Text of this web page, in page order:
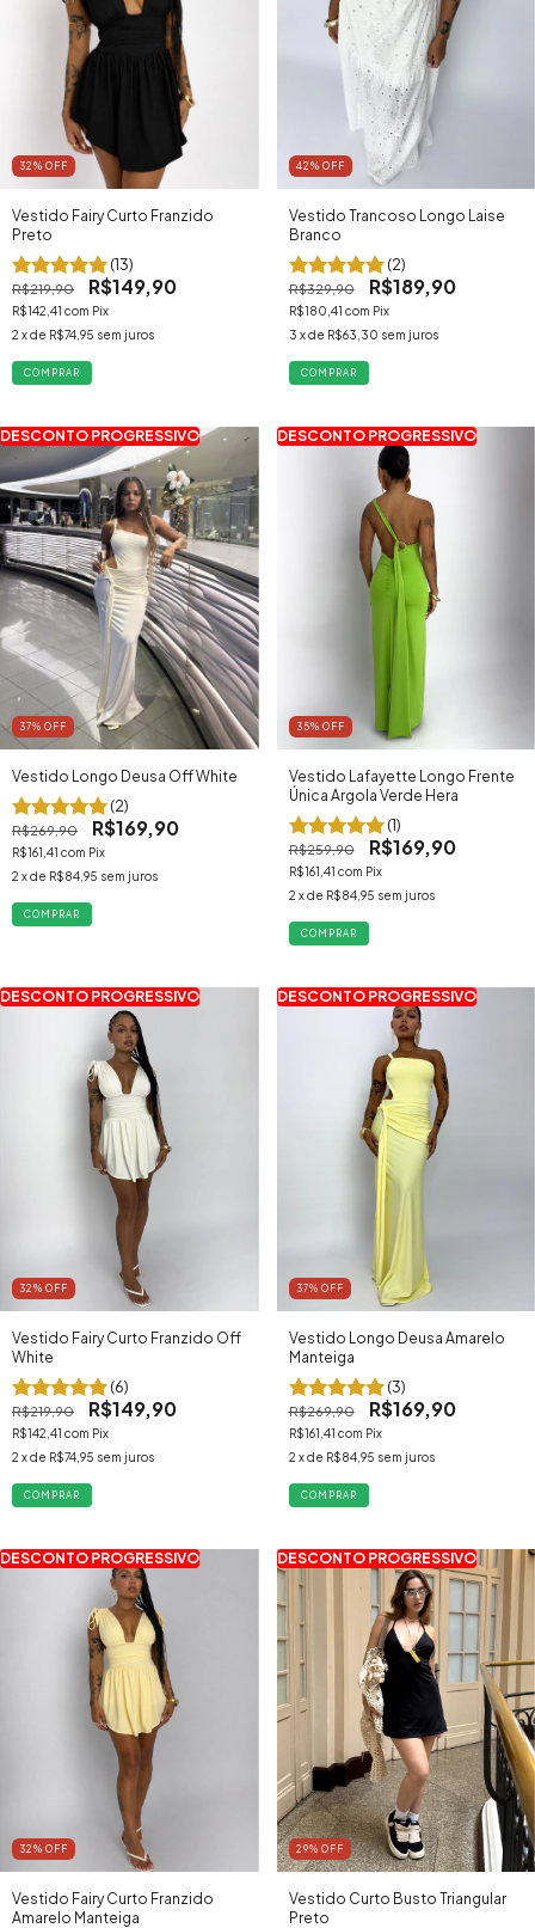
32 % OFF
Vestido Fairy Curto Franzido
Preto
(13)
R$219,90 R$149,90
R$142,41 com Pix
2 x de R$74,95 sem juros
COMPRAR
42 % OFF
Vestido Trancoso Longo Laise
Branco
(2)
R$329,90 R$189,90
R$180,41 com Pix
3 x de R$63,30 sem juros
COMPRAR
DESCONTO PROGRESSIVO
37% OFF
Vestido Longo Deusa Off White
(2)
R$269,90 R$169,90
R$161,41 com Pix
2 x de R$84,95 sem juros
COMPRAR
DESCONTO PROGRESSIVO
35% OFF
Vestido Lafayette Longo Frente
Única Argola Verde Hera
(1)
R$259,90 R$169,90
R$161,41 com Pix
2 x de R$84,95 sem juros
COMPRAR
DESCONTO PROGRESSIVO
32 % OFF
Vestido Fairy Curto Franzido Off
White
(6)
R$219,90 R$149,90
R$142,41 com Pix
2 x de R$74,95 sem juros
COMPRAR
DESCONTO PROGRESSIVO
37% OFF
Vestido Longo Deusa Amarelo
Manteiga
(3)
R$269,90 R$169,90
R$161,41 com Pix
2 x de R$84,95 sem juros
COMPRAR
DESCONTO PROGRESSIVO
32 % OFF
Vestido Fairy Curto Franzido
Amarelo Manteiga
DESCONTO PROGRESSIVO
29% OFF
Vestido Curto Busto Triangular
Preto